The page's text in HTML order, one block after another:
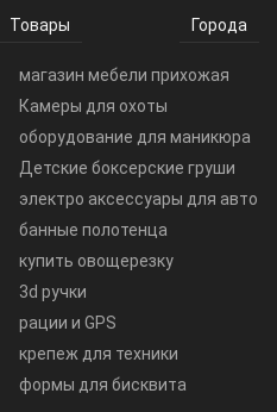
Товары Города
магазин мебели прихожая
Камеры для охоты
оборудование для маникюра
Детские боксерские груши
электро аксессуары для авто
банные полотенца
купить овощерезку
3d ручки
рации и GPS
крепеж для техники
формы для бисквита